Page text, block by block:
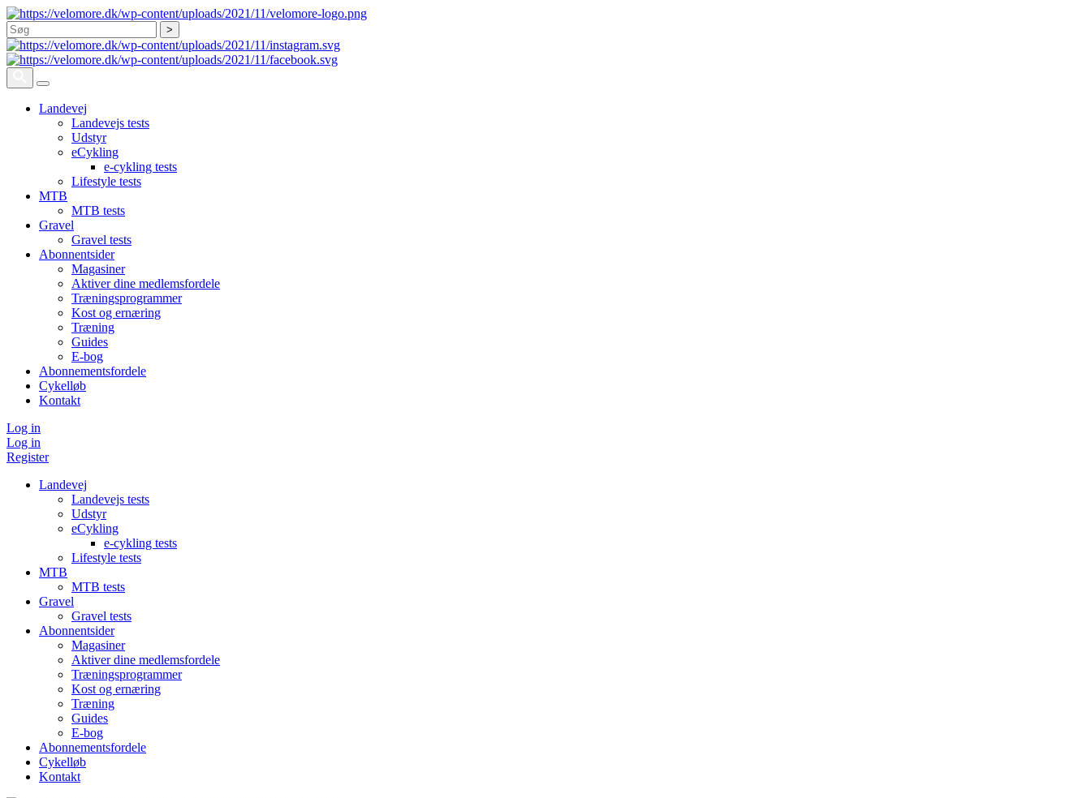
Søg
Landevej
Landevejs tests
Udstyr
eCykling
e-cykling tests
Lifestyle tests
MTB
MTB tests
Gravel
Gravel tests
Abonnentsider
Magasiner
Aktiver dine medlemsfordele
Træningsprogrammer
Kost og ernæring
Træning
Guides
E-bog
Abonnementsfordele
Cykelløb
Kontakt
Log in
Log in
Register
Landevej
Landevejs tests
Udstyr
eCykling
e-cykling tests
Lifestyle tests
MTB
MTB tests
Gravel
Gravel tests
Abonnentsider
Magasiner
Aktiver dine medlemsfordele
Træningsprogrammer
Kost og ernæring
Træning
Guides
E-bog
Abonnementsfordele
Cykelløb
Kontakt